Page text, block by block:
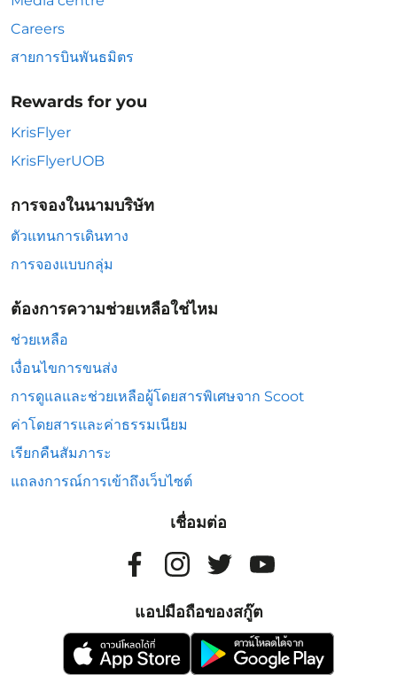
Careers
สายการบินพันธมิตร
Rewards for you
KrisFlyer
KrisFlyerUOB
การจองในนามบริษัท
ตัวแทนการเดินทาง
การจองแบบกลุ่ม
ต้องการความช่วยเหลือใช่ไหม
ช่วยเหลือ
เงื่อนไขการขนส่ง
การดูแลและช่วยเหลือผู้โดยสารพิเศษจาก Scoot
ค่าโดยสารและค่าธรรมเนียม
เรียกคืนสัมภาระ
แถลงการณ์การเข้าถึงเว็บไซต์
เชื่อมต่อ
แอปมือถือของสกู๊ต